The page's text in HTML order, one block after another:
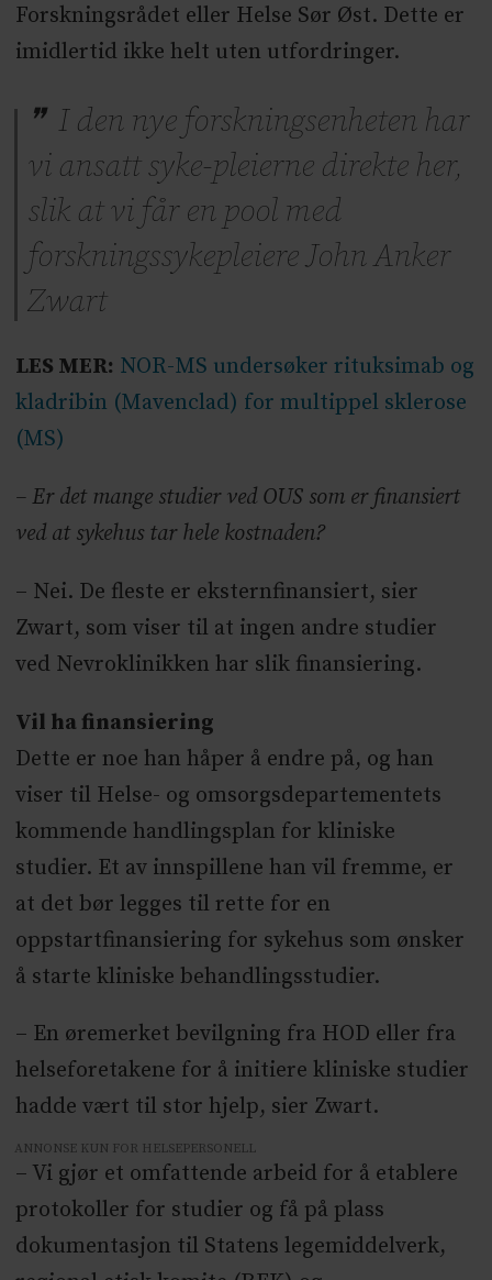
Forskningsrådet eller Helse Sør Øst. Dette er
imidlertid ikke helt uten utfordringer.
I den nye forskningsenheten har
vi ansatt syke-pleierne direkte her,
slik at vi får en pool med
forskningssykepleiere John Anker
Zwart
LES MER: NOR-MS undersøker rituksimab og
kladribin (Mavenclad) for multippel sklerose
(MS)
– Er det mange studier ved OUS som er finansiert
ved at sykehus tar hele kostnaden?
– Nei. De fleste er eksternfinansiert, sier
Zwart, som viser til at ingen andre studier
ved Nevroklinikken har slik finansiering.
Vil ha finansiering
Dette er noe han håper å endre på, og han
viser til Helse- og omsorgsdepartementets
kommende handlingsplan for kliniske
studier. Et av innspillene han vil fremme, er
at det bør legges til rette for en
oppstartfinansiering for sykehus som ønsker
å starte kliniske behandlingsstudier.
– En øremerket bevilgning fra HOD eller fra
helseforetakene for å initiere kliniske studier
hadde vært til stor hjelp, sier Zwart.
ANNONSE KUN FOR HELSEPERSONELL
– Vi gjør et omfattende arbeid for å etablere
protokoller for studier og få på plass
dokumentasjon til Statens legemiddelverk,